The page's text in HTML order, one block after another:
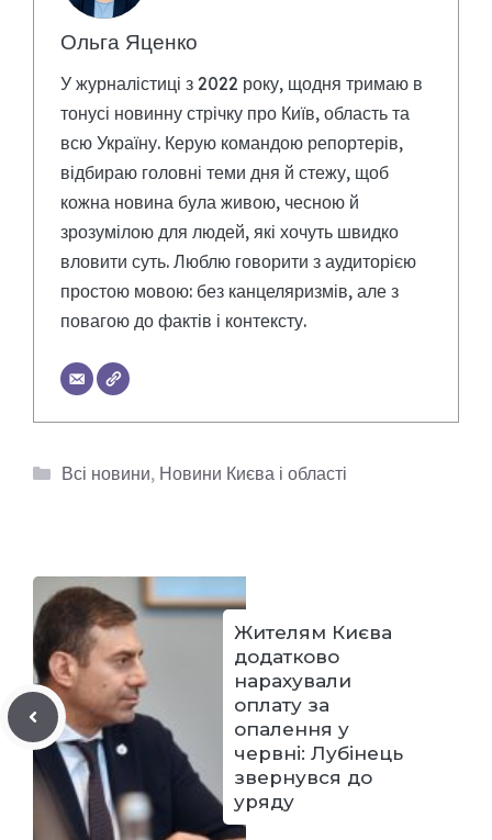
Ольга Яценко
У журналістиці з 2022 року, щодня тримаю в
тонусі новинну стрічку про Київ, область та
всю Україну. Керую командою репортерів,
відбираю головні теми дня й стежу, щоб
кожна новина була живою, чесною й
зрозумілою для людей, які хочуть швидко
вловити суть. Люблю говорити з аудиторією
простою мовою: без канцеляризмів, але з
повагою до фактів і контексту.
Категорії
Всі новини, Новини Києва і області
Жителям Києва
додатково
нарахували
оплату за
опалення у
червні: Лубінець
звернувся до
уряду